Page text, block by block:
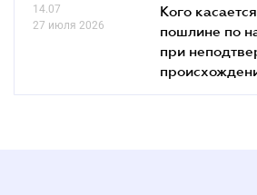
14.07
27 июля 2026
Кого
пошлине по
при